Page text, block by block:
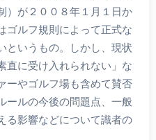
）が２００８年１月１日か
ゴルフ規則によって正式な
というもの。しかし、現状
直に受け入れられない」な
ーやゴルフ場も含めて賛否
ールの今後の問題点、一般
る影響などについて識者の